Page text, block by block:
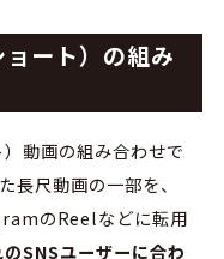
ート）の組み
動画の組み合わせで
長尺動画の一部を、
のReelなどに転用
SNSユーザーに合わ